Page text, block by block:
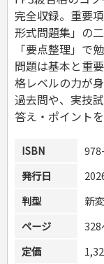
完全収録。重要
形式問題集」の
「要点整理」で
問題は基本と重
格レベルの力が身
過去問や、実技
答え・ポイント
ISBN
発行日
判型
新変
ページ
328
定価